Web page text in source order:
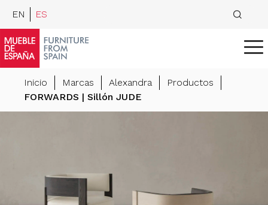
EN ES
Inicio Marcas Alexandra
Productos
FORWARDS | Sillón JUDE